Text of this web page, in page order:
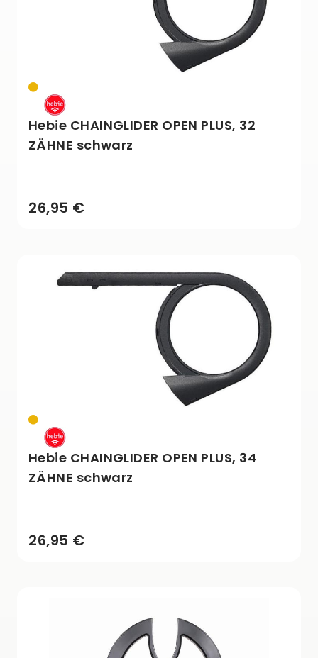
Hebie CHAINGLIDER OPEN PLUS, 32
ZÄHNE schwarz
26,95 €
Hebie CHAINGLIDER OPEN PLUS, 34
ZÄHNE schwarz
26,95 €